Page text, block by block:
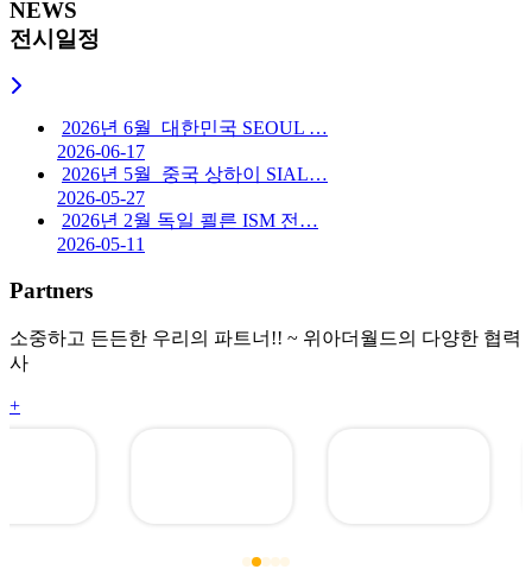
NEWS
전시일정
2026년 6월_대한민국 SEOUL …
2026-06-17
2026년 5월_중국 상하이 SIAL…
2026-05-27
2026년 2월 독일 쾰른 ISM 전…
2026-05-11
Partners
소중하고 든든한 우리의 파트너!! ~ 위아더월드의 다양한 협력
사
+